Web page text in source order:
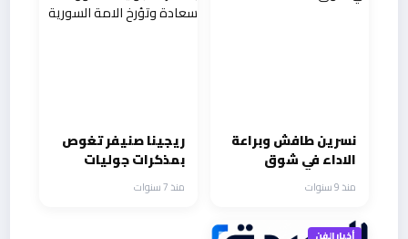
نسرين طافش وبراعة
الاداء في شوق
منذ 9 سنوات
ريجينا صنيفر تغوص
بمذكرات جوليات
انطون سعادة وتؤرخ
الامة السورية
منذ 7 سنوات
أخبار الفن